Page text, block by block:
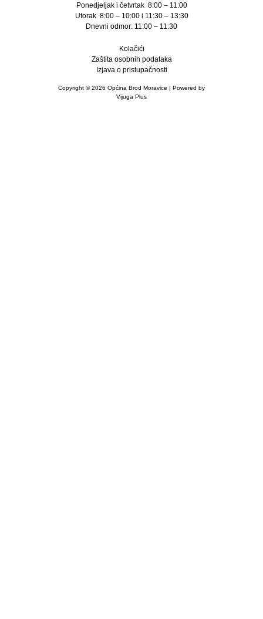
Ponedjeljak i četvrtak 8:00 – 11:00
Utorak 8:00 – 10:00 i 11:30 – 13:30
Dnevni odmor: 11:00 – 11:30
Kolačići
Zaštita osobnih podataka
Izjava o pristupačnosti
Copyright © 2026 Općina Brod Moravice | Powered by
Vijuga Plus